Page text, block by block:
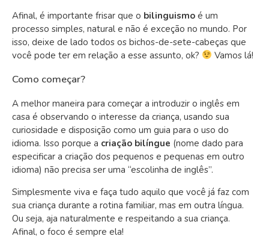
Afinal, é importante frisar que o bilinguismo é um
processo simples, natural e não é exceção no mundo. Por
isso, deixe de lado todos os bichos-de-sete-cabeças que
você pode ter em relação a esse assunto, ok?
Vamos lá!
Como começar?
A melhor maneira para começar a introduzir o inglês em
casa é observando o interesse da criança, usando sua
curiosidade e disposição como um guia para o uso do
idioma. Isso porque a criação bilíngue (nome dado para
especificar a criação dos pequenos e pequenas em outro
idioma) não precisa ser uma “escolinha de inglês”.
Simplesmente viva e faça tudo aquilo que você já faz com
sua criança durante a rotina familiar, mas em outra língua.
Ou seja, aja naturalmente e respeitando a sua criança.
Afinal, o foco é sempre ela!